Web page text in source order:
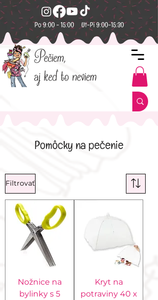
Po 9:00 - 15:00 Ut-Pi 9:00-15:30
Pomôcky na pečenie
Filtrovať
Nožnice na
bylinky s 5
Kryt na
potraviny 40 x